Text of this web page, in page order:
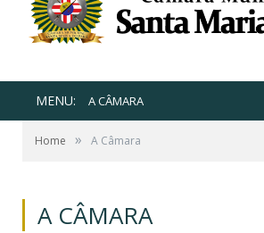
MENU: A CÂMARA
Home » A Câmara
A CÂMARA